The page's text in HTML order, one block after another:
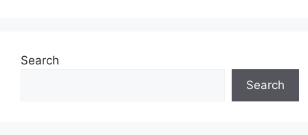
Search
Search